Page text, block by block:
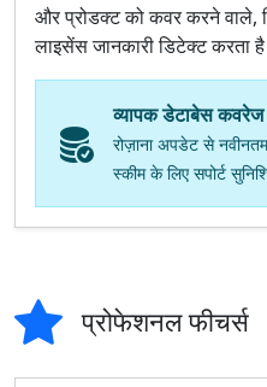
और प्रोडक्ट को कवर करने वाले,
लाइसेंस जानकारी डिटेक्ट करता
व्यापक डेटाबेस कवरेज
रोज़ाना अपडेट से
स्कीम के लिए सपोर्ट
प्रोफेशनल फीचर्स